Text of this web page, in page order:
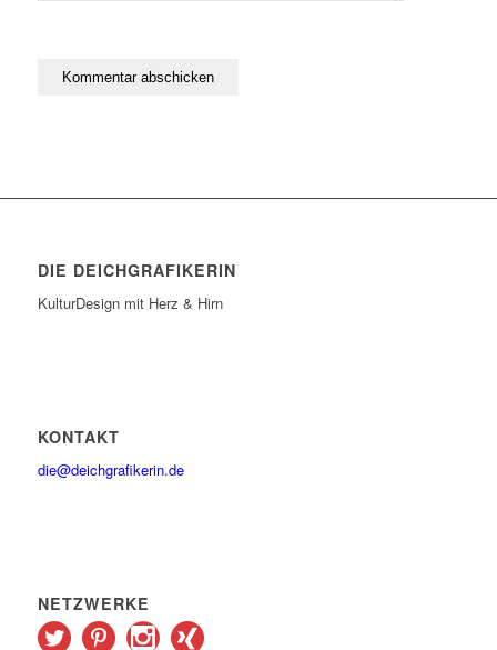
DIE DEICHGRAFIKERIN
KulturDesign mit Herz & Hirn
KONTAKT
die@deichgrafikerin.de
NETZWERKE